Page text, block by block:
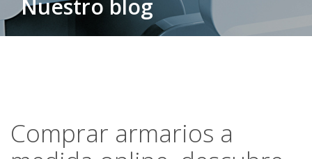
Nuestro blog
Comprar armarios a